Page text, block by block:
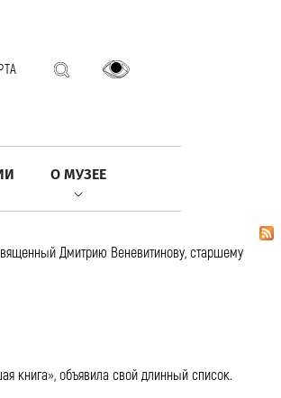
О МУЗЕЕ
Дмитрию Веневитинову, старшему
книга», объявила свой длинный список.